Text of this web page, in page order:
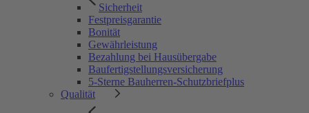
Sicherheit
Festpreisgarantie
Bonität
Gewährleistung
Bezahlung bei Hausübergabe
Baufertigstellungsversicherung
5-Sterne Bauherren-Schutzbriefplus
Qualität